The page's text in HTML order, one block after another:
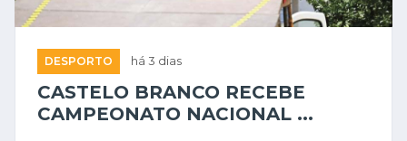
DESPORTO há 3 dias
CASTELO BRANCO RECEBE
CAMPEONATO NACIONAL ...